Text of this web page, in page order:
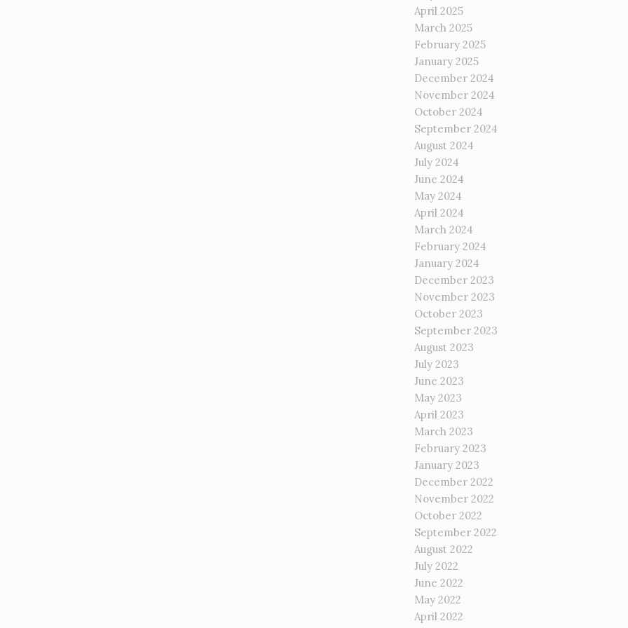
April 2025
March 2025
February 2025
January 2025
December 2024
November 2024
October 2024
September 2024
August 2024
July 2024
June 2024
May 2024
April 2024
March 2024
February 2024
January 2024
December 2023
November 2023
October 2023
September 2023
August 2023
July 2023
June 2023
May 2023
April 2023
March 2023
February 2023
January 2023
December 2022
November 2022
October 2022
September 2022
August 2022
July 2022
June 2022
May 2022
April 2022